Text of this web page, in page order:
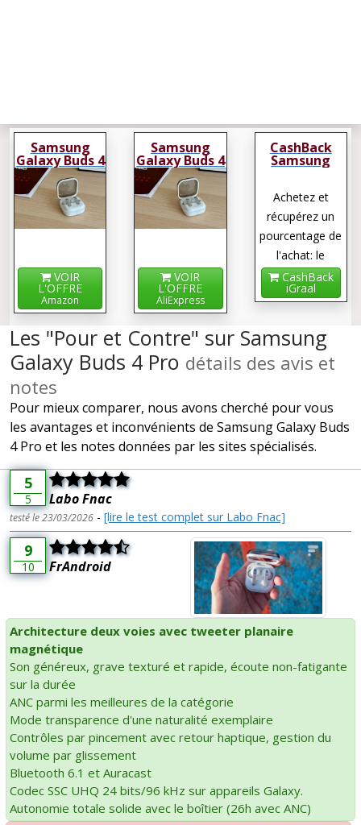
Samsung
Galaxy Buds 4
Pro
VOIR
L'OFFRE
Amazon
Samsung
Galaxy Buds 4
Pro
VOIR
L'OFFRE
AliExpress
CashBack
Samsung
Galaxy Buds 4
Achetez et
récupérez un
pourcentage de
l'achat: le
cashback !
CashBack
iGraal
Les "Pour et Contre" sur Samsung
Galaxy Buds 4 Pro détails des avis et
notes
Pour mieux comparer, nous avons cherché pour vous
les avantages et inconvénients de Samsung Galaxy Buds
4 Pro et les notes données par les sites spécialisés.
5
5 Labo Fnac
testé le 23/03/2026 - [lire le test complet sur Labo Fnac]
9
10 FrAndroid
Architecture deux voies avec tweeter planaire
magnétique
Son généreux, grave texturé et rapide, écoute non-fatigante
sur la durée
ANC parmi les meilleures de la catégorie
Mode transparence d'une naturalité exemplaire
Contrôles par pincement avec retour haptique, gestion du
volume par glissement
Bluetooth 6.1 et Auracast
Codec SSC UHQ 24 bits/96 kHz sur appareils Galaxy.
Autonomie totale solide avec le boîtier (26h avec ANC)